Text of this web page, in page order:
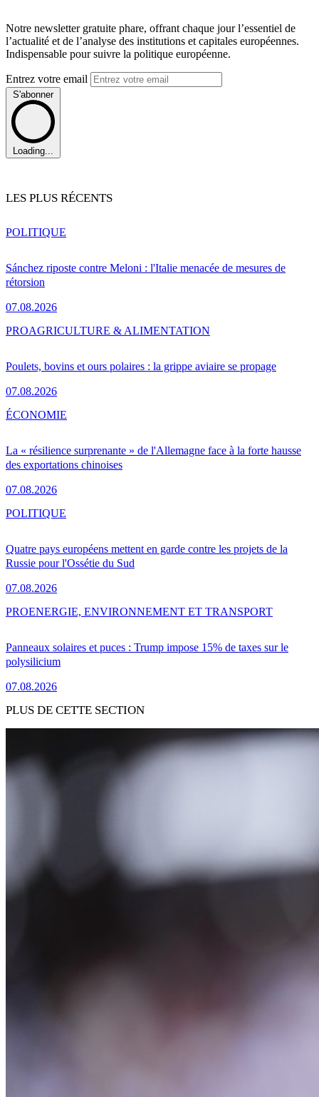
Notre newsletter gratuite phare, offrant chaque jour l’essentiel de
l’actualité et de l’analyse des institutions et capitales européennes.
Indispensable pour suivre la politique européenne.
Entrez votre email
S'abonner
Loading...
LES PLUS RÉCENTS
Sánchez riposte contre Meloni : l'Italie menacée de mesures de
rétorsion
07.08.2026
POLITIQUE
Poulets, bovins et ours polaires : la grippe aviaire se propage
07.08.2026
PROAGRICULTURE & ALIMENTATION
La « résilience surprenante » de l'Allemagne face à la forte hausse
des exportations chinoises
07.08.2026
ÉCONOMIE
Quatre pays européens mettent en garde contre les projets de la
Russie pour l'Ossétie du Sud
07.08.2026
POLITIQUE
Panneaux solaires et puces : Trump impose 15% de taxes sur le
polysilicium
07.08.2026
PROENERGIE, ENVIRONNEMENT ET TRANSPORT
PLUS DE CETTE SECTION